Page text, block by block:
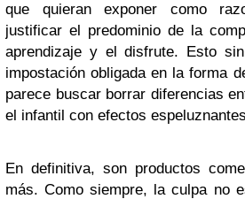
que quieran exponer como
justificar el predominio de la
aprendizaje y el disfrute. Esto
impostación obligada en la forma
parece buscar borrar diferencias
el infantil con efectos
En definitiva, son productos
más. Como siempre, la culpa no